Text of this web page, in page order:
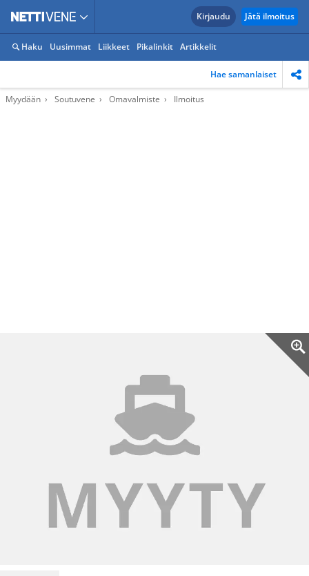
Kirjaudu Jätä ilmoitus
Haku Uusimmat Liikkeet Pikalinkit Artikkelit
Hae samanlaiset
Myydään Soutuvene Omavalmiste Ilmoitus